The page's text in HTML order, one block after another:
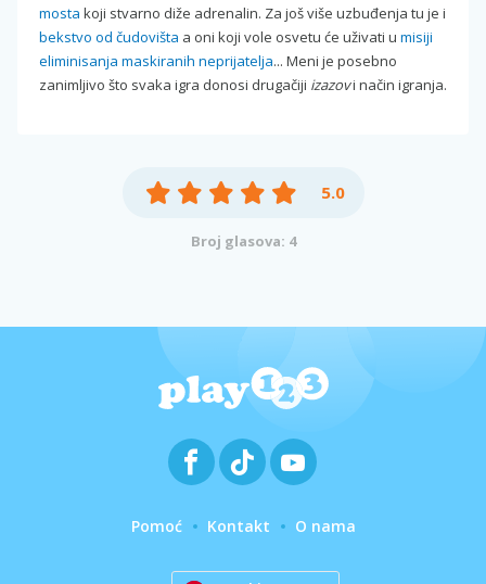
mosta koji stvarno diže adrenalin. Za još više uzbuđenja tu je i
bekstvo od čudovišta a oni koji vole osvetu će uživati u misiji
eliminisanja maskiranih neprijatelja... Meni je posebno
zanimljivo što svaka igra donosi drugačiji izazovi način igranja.
5.0
Broj glasova: 4
Pomoć Kontakt O nama